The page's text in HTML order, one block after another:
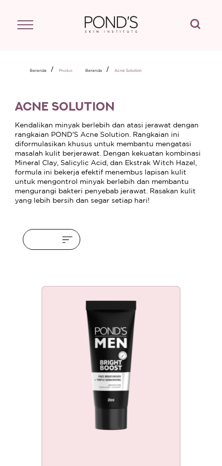
Cari
Beranda Produk Beranda Acne Solution
ACNE SOLUTION
Kendalikan minyak berlebih dan atasi jerawat dengan
rangkaian POND'S Acne Solution. Rangkaian ini
diformulasikan khusus untuk membantu mengatasi
masalah kulit berjerawat. Dengan kekuatan kombinasi
Mineral Clay, Salicylic Acid, dan Ekstrak Witch Hazel,
formula ini bekerja efektif menembus lapisan kulit
untuk mengontrol minyak berlebih dan membantu
mengurangi bakteri penyebab jerawat. Rasakan kulit
yang lebih bersih dan segar setiap hari!